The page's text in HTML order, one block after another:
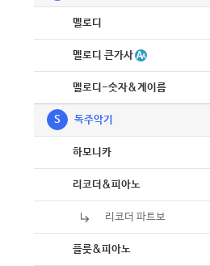
멜로디
멜로디 큰가사
멜로디-숫자&계이름
S 독주악기
하모니카
리코더&피아노
리코더 파트보
플룻&피아노